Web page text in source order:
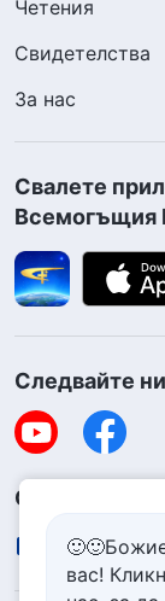
Четения
Свидетелства
За нас
Свалете
Всемогъщия
Следвайте ни
Свържете се
вас!